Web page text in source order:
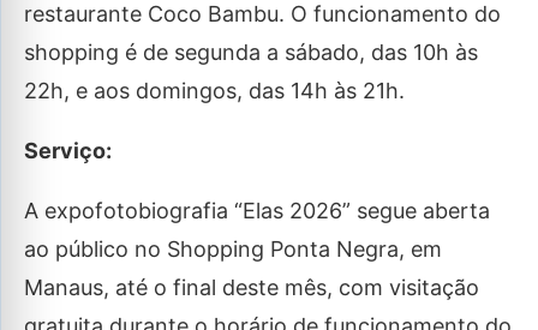
restaurante Coco Bambu. O funcionamento do
shopping é de segunda a sábado, das 10h às
22h, e aos domingos, das 14h às 21h.
Serviço:
A expofotobiografia “Elas 2026” segue aberta
ao público no Shopping Ponta Negra, em
Manaus, até o final deste mês, com visitação